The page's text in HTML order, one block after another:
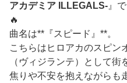
アカデミア ILLEGALS-』
🔥
曲名は**『スピード』**。
こちらはヒロアカのスピン
（ヴィジランテ）として
焦りや不安を抱えながらも